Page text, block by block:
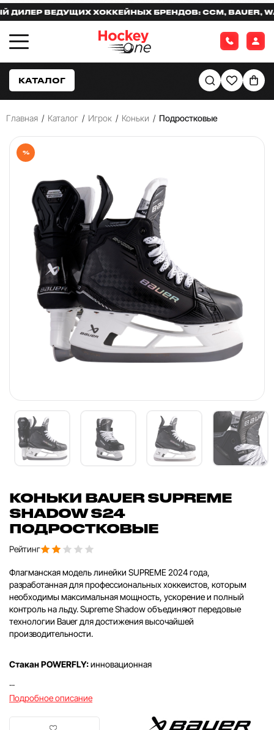
ВЕДУЩИХ ХОККЕЙНЫХ БРЕНДОВ: CCM, BAUER,
КАТАЛОГ
Главная / Каталог / Игрок / Коньки / Подростковые
%
КОНЬКИ BAUER SUPREME
SHADOW S24
ПОДРОСТКОВЫЕ
Рейтинг
Флагманская модель линейки SUPREME 2024 года,
разработанная для профессиональных хоккеистов, которым
необходимы максимальная мощность, ускорение и полный
контроль на льду. Supreme Shadow объединяют передовые
технологии Bauer для достижения высочайшей
производительности.
Стакан POWERFLY:инновационная
...
Подробное описание